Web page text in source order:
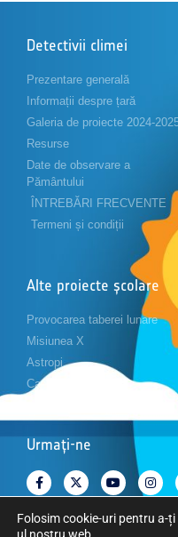
Detectivii climei
Prezentare generală
Informații despre țară
Galeria de proiecte 2024-
Resurse
Date de observare a
Pământului
ÎNTREBĂRI FRECVENTE
Termeni și condiții
Alte proiecte școlare
Provocarea taberei lunare
Misiunea X
Astropi
Cansat
Urmați-ne
Folosim cookie-uri pentru a-